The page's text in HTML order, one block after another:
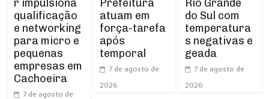
r impulsiona
qualificação
e networking
para micro e
pequenas
empresas em
Cachoeira
7 de agosto de
Prefeitura
atuam em
força-tarefa
após
temporal
7 de agosto de
2026
Rio Grande
do Sul com
temperatura
s negativas e
geada
7 de agosto de
2026